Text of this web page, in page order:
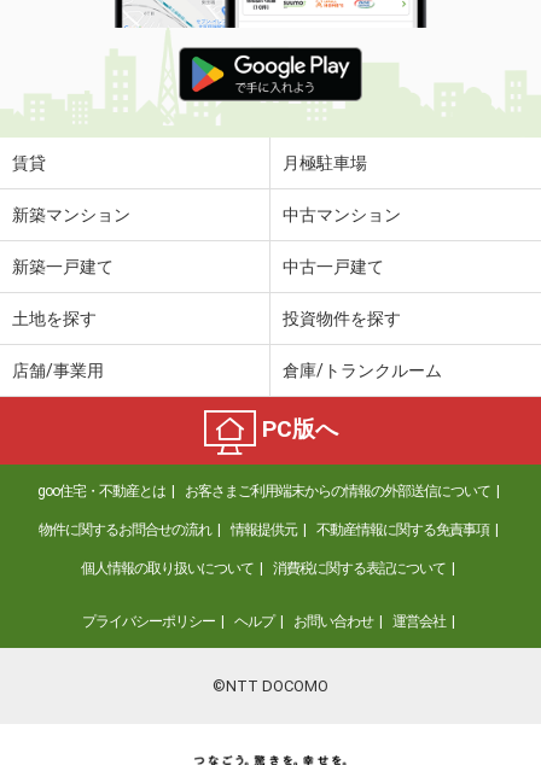
賃貸 月極駐車場
新築マンション 中古マンション
新築一戸建て 中古一戸建て
土地を探す 投資物件を探す
店舗/事業用 倉庫/トランクルーム
PC版へ
goo住宅・不動産とは お客さまご利用端末からの情報の外部送信について
物件に関するお問合せの流れ 情報提供元 不動産情報に関する免責事項
個人情報の取り扱いについて 消費税に関する表記について
プライバシーポリシー ヘルプ お問い合わせ 運営会社
©NTT DOCOMO